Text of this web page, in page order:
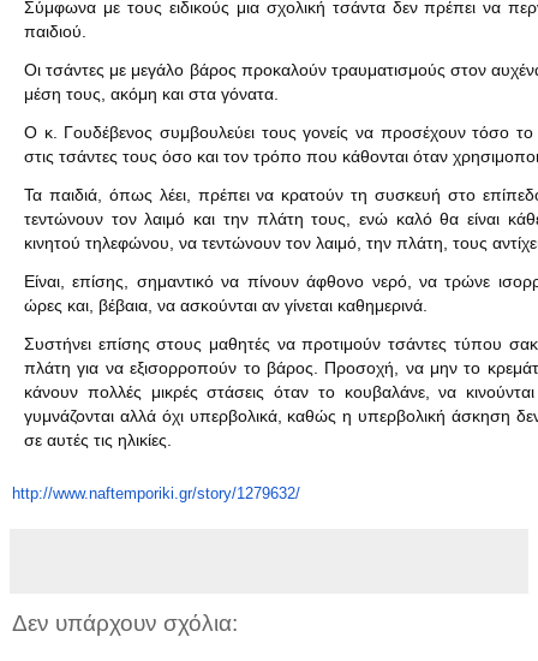
Σύμφωνα με τους ειδικούς μια σχολική τσάντα δεν πρέπει να
παιδιού.
Οι τσάντες με μεγάλο βάρος προκαλούν τραυματισμούς στον
μέση τους, ακόμη και στα γόνατα.
Ο κ. Γουδέβενος συμβουλεύει τους γονείς να προσέχουν τόσο
στις τσάντες τους όσο και τον τρόπο που κάθονται όταν
Τα παιδιά, όπως λέει, πρέπει να κρατούν τη συσκευή στο
τεντώνουν τον λαιμό και την πλάτη τους, ενώ καλό θα είναι
κινητού τηλεφώνου, να τεντώνουν τον λαιμό, την πλάτη, τους
Είναι, επίσης, σημαντικό να πίνουν άφθονο νερό, να τρώνε
ώρες και, βέβαια, να ασκούνται αν γίνεται καθημερινά.
Συστήνει επίσης στους μαθητές να προτιμούν τσάντες τύπου
πλάτη για να εξισορροπούν το βάρος. Προσοχή, να μην το
κάνουν πολλές μικρές στάσεις όταν το κουβαλάνε, να
γυμνάζονται αλλά όχι υπερβολικά, καθώς η υπερβολική άσκηση δεν
σε αυτές τις ηλικίες.
http://www.naftemporiki.gr/story/1279632/
Δεν υπάρχουν σχόλια: